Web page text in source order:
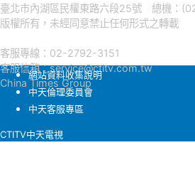
臺北市內湖區民權東路六段25號 總機：
版權所有，未經同意禁止任何形式之轉載
客服專線：02-2792-3151
客服信箱：service@ctitv.com.tw
China Times Group
網站資料收集說明
中天倫理委員會
中天客服專區
CTITV中天電視